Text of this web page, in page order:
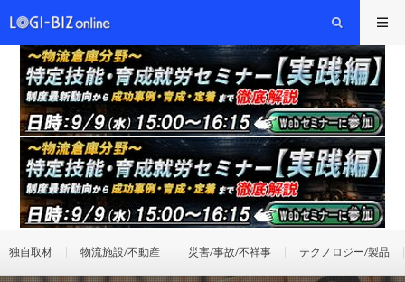
独自取材 物流施設/不動産 災害/事故/不祥事 テクノロジー/製品